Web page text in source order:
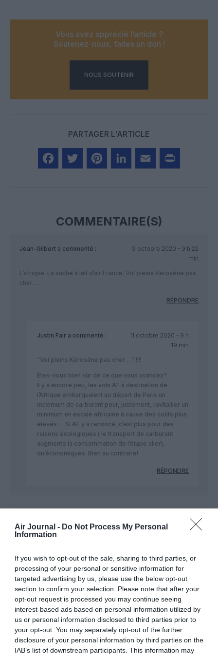
Air Journal - Do Not Process My Personal
Information
If you wish to opt-out of the sale, sharing to third parties, or
processing of your personal or sensitive information for
targeted advertising by us, please use the below opt-out
section to confirm your selection. Please note that after your
opt-out request is processed you may continue seeing
interest-based ads based on personal information utilized by
us or personal information disclosed to third parties prior to
your opt-out. You may separately opt-out of the further
disclosure of your personal information by third parties on the
IAB’s list of downstream participants. This information may
Vous avez apprécié l’article ?
Soutenez-nous, faites un don !
NOUS SOUTENIR
PARTAGER L'ARTICLE
COMMENTAIRE(S)
Jean-Gilbert a commenté :
9 octobre 2020 - 9 h 22
min
L’afrique. La vache à lait d’air France. Vol pleins Kérosène pas
cher …
RÉPONDRE
Justin Fair a commenté :
11 octobre 2020 - 9 h
19 min
“Vol pleins Kérosène pas cher …” !!!!
Etes-vous bien sûr de ce que vous avancez?
Il y a encore peu, les vols AF à destination de
l’Afrique embarquaient au départ de Paris un
maximum de carburant pour, justement, ravitailler un
minimum en escale africaine à cause des coûts plus
élevés … Si AF y a renoncé, c’est plus pour des
raisons écologiques ( le transport de carburant
augmente la consommation de l’étape aller),
qu’économiques. Bien au contraire!
RÉPONDRE
9 octobre 2020 - 14 h 46
min
business is business…
RÉPONDRE
LBa commenté :
13 octobre 2020 - 12 h 34
l’Afrique est moins la vache à lait d’af qu’auparavant, mais quoi
qu’il en soit il est où le pb ? Si l’Afrique est une telle source de